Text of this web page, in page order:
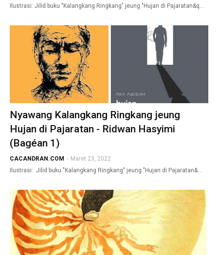
Ilustrasi: Jilid buku "Kalangkang Ringkang" jeung "Hujan di Pajaratan&q…
Nyawang Kalangkang Ringkang jeung
Hujan di Pajaratan - Ridwan Hasyimi
(Bagéan 1)
CACANDRAN.COM - Maret 23, 2022
Ilustrasi: Jilid buku "Kalangkang Ringkang" jeung "Hujan di Pajaratan&…